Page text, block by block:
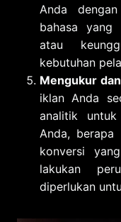
Anda
bahasa yang
atau
kebutuhan
Mengukur
iklan Anda
analitik
Anda, berapa
konversi
lakukan
diperlukan